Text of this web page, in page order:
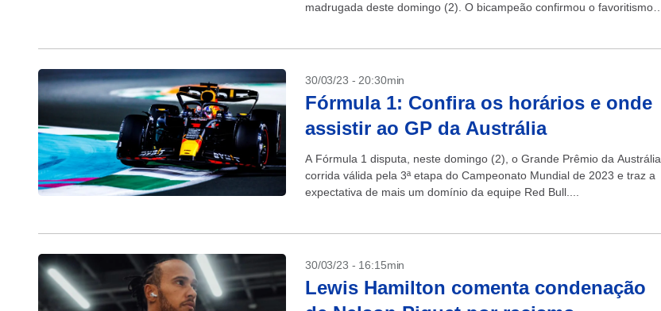
madrugada deste domingo (2). O bicampeão confirmou o favoritismo
30/03/23 - 20:30min
Fórmula 1: Confira os horários e onde
assistir ao GP da Austrália
A Fórmula 1 disputa, neste domingo (2), o Grande Prêmio da Austrália,
corrida válida pela 3ª etapa do Campeonato Mundial de 2023 e traz a
expectativa de mais um domínio da equipe Red Bull....
30/03/23 - 16:15min
Lewis Hamilton comenta condenação